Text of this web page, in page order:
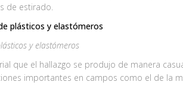
de estirado.
y elastómeros
que el hallazgo se produjo de manera
importantes en campos como el de la